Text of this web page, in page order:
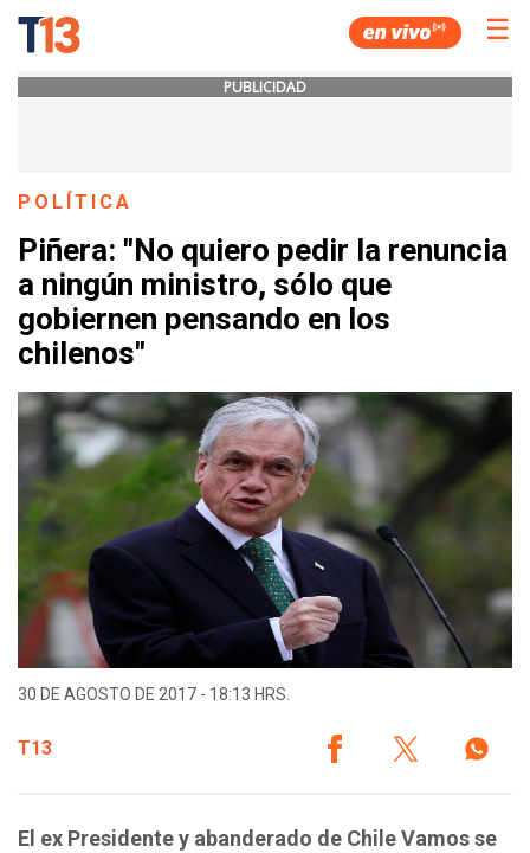
☰
PUBLICIDAD
POLÍTICA
Piñera: "No quiero pedir la renuncia
a ningún ministro, sólo que
gobiernen pensando en los
chilenos"
30 DE AGOSTO DE 2017 - 18:13 HRS.
T13
El ex Presidente y abanderado de Chile Vamos se